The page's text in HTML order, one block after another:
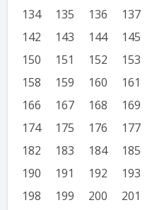
134
135 136 137
142
143 144 145
150
151 152 153
158
159 160 161
166
167 168 169
174
175 176 177
182
183 184 185
190
191 192 193
198
199 200 201